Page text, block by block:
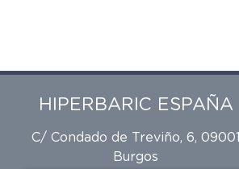
HIPERBARIC ESPAÑA
C/ Condado de Treviño, 6, 09001
Burgos